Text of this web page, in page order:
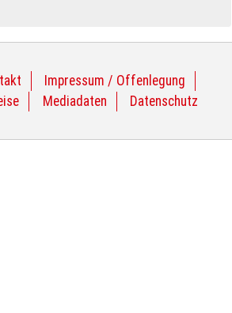
Impressum / Offenlegung
Mediadaten Datenschutz